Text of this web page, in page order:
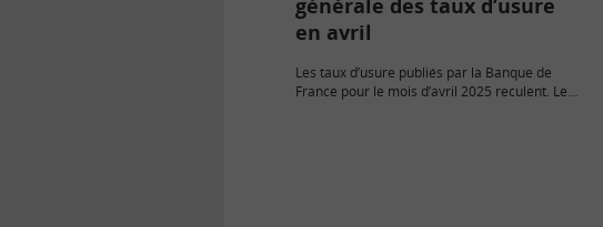
générale des taux d’usure
en avril
Les taux d’usure publiés par la Banque de
France pour le mois d’avril 2025 reculent. Les